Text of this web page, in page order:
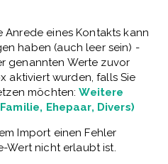
Anrede eines Kontakts kann
haben (auch leer sein) -
genannten Werte zuvor
aktiviert wurden, falls Sie
möchten:Weitere
Ehepaar, Divers)
Import einen Fehler
Wert nicht erlaubt ist.